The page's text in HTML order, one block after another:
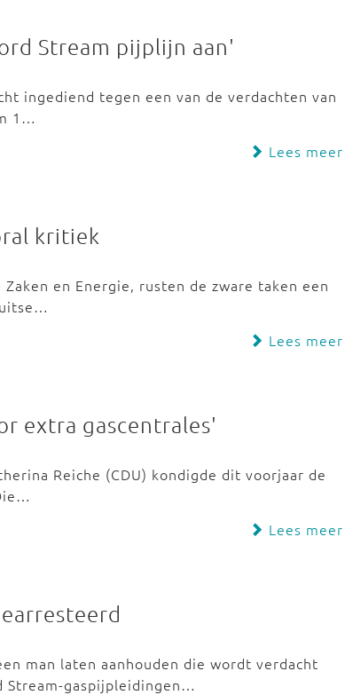
Stream pijplijn aan'
ingediend tegen een van de verdachten van
1…
Lees meer
kritiek
en Energie, rusten de zware taken een
Lees meer
extra gascentrales'
Reiche (CDU) kondigde dit voorjaar de
Lees meer
man laten aanhouden die wordt verdacht
Stream-gaspijpleidingen…